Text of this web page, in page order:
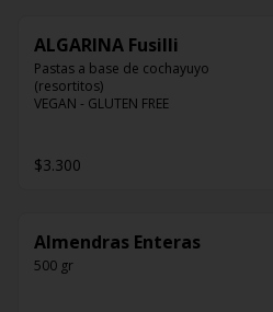
ALGARINA Fusilli
Pastas a base de cochayuyo
(resortitos)
VEGAN - GLUTEN FREE
$3.300
Almendras Enteras
500 gr